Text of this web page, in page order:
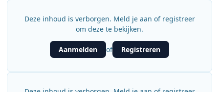
Deze inhoud is verborgen. Meld je aan of registreer
om deze te bekijken.
Aanmelden of Registreren